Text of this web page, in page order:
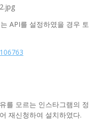
API를 설정하였을 경우 토
를 모르는 인스타그램의 정
재신청하여 설치하였다.